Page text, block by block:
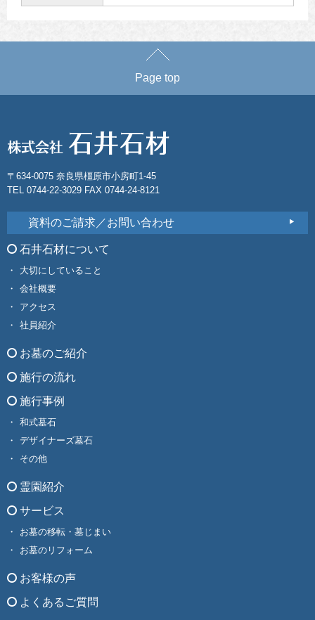
Page top
〒634-0075 奈良県橿原市小房町1-45
TEL 0744-22-3029 FAX 0744-24-8121
資料のご請求／お問い合わせ
石井石材について
大切にしていること
会社概要
アクセス
社員紹介
お墓のご紹介
施行の流れ
施行事例
和式墓石
デザイナーズ墓石
その他
霊園紹介
サービス
お墓の移転・墓じまい
お墓のリフォーム
お客様の声
よくあるご質問